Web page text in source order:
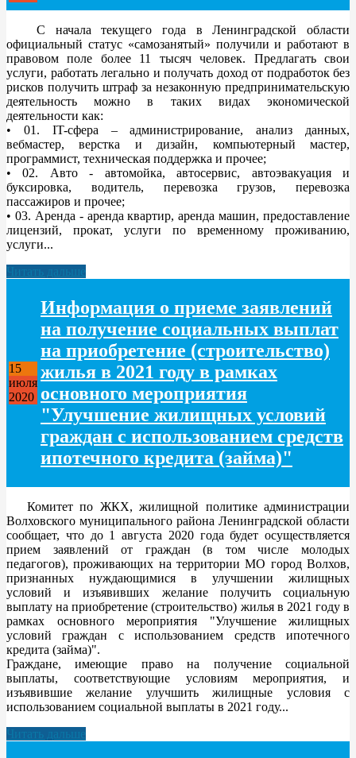
С начала текущего года в Ленинградской области
официальный статус «самозанятый» получили и работают в
правовом поле более 11 тысяч человек. Предлагать свои
услуги, работать легально и получать доход от подработок без
рисков получить штраф за незаконную предпринимательскую
деятельность можно в таких видах экономической
деятельности как:
• 01. IT-сфера – администрирование, анализ данных,
вебмастер, верстка и дизайн, компьютерный мастер,
программист, техническая поддержка и прочее;
• 02. Авто - автомойка, автосервис, автоэвакуация и
буксировка, водитель, перевозка грузов, перевозка
пассажиров и прочее;
• 03. Аренда - аренда квартир, аренда машин, предоставление
лицензий, прокат, услуги по временному проживанию,
услуги...
Читать дальше
15
июля
2020
Информация о приеме заявлений
на получение социальных выплат
на приобретение (строительство)
жилья в 2021 году в рамках
основного мероприятия
"Улучшение жилищных условий
граждан с использованием средств
ипотечного кредита (займа)"
Комитет по ЖКХ, жилищной политике администрации
Волховского муниципального района Ленинградской области
сообщает, что до 1 августа 2020 года будет осуществляется
прием заявлений от граждан (в том числе молодых
педагогов), проживающих на территории МО город Волхов,
признанных нуждающимися в улучшении жилищных
условий и изъявивших желание получить социальную
выплату на приобретение (строительство) жилья в 2021 году в
рамках основного мероприятия "Улучшение жилищных
условий граждан с использованием средств ипотечного
кредита (займа)".
Граждане, имеющие право на получение социальной
выплаты, соответствующие условиям мероприятия, и
изъявившие желание улучшить жилищные условия с
использованием социальной выплаты в 2021 году...
Читать дальше